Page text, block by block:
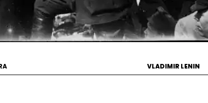
VLADIMIR LENIN